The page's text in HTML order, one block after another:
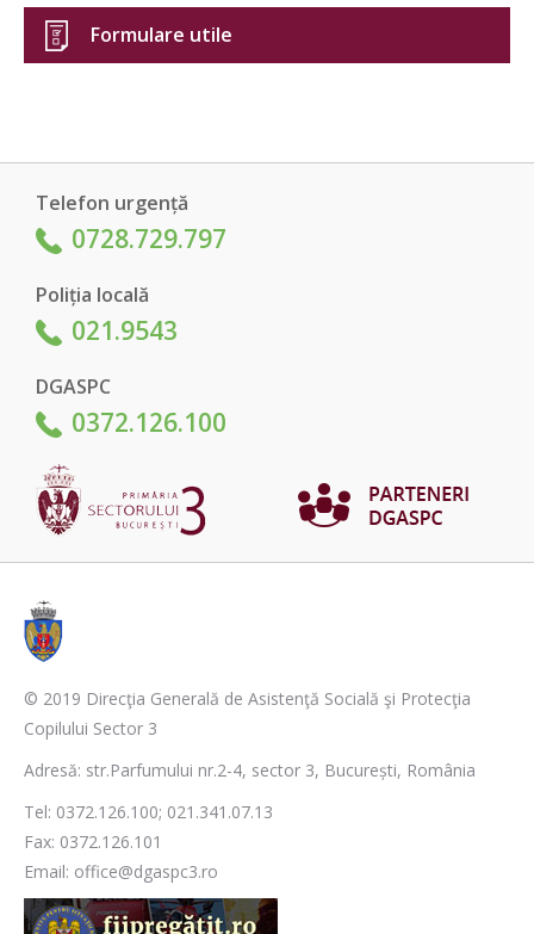
Formulare utile
Telefon urgență
0728.729.797
Poliția locală
021.9543
DGASPC
0372.126.100
© 2019 Direcţia Generală de Asistenţă Socială şi Protecţia
Copilului Sector 3
Adresă: str.Parfumului nr.2-4, sector 3, București, România
Tel: 0372.126.100; 021.341.07.13
Fax: 0372.126.101
Email: office@dgaspc3.ro